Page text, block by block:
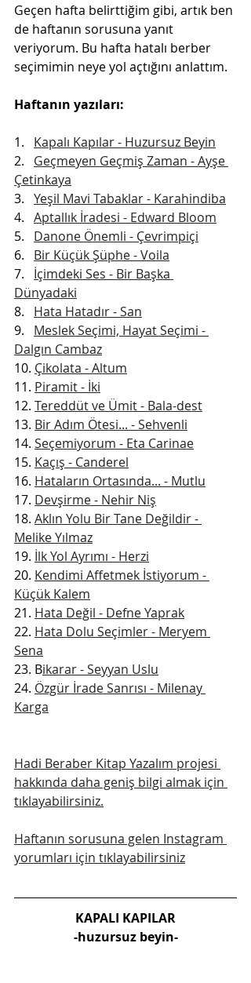
Geçen hafta belirttiğim gibi, artık ben
de haftanın sorusuna yanıt
veriyorum. Bu hafta hatalı berber
seçimimin neye yol açtığını anlattım.
Haftanın yazıları:
1. Kapalı Kapılar - Huzursuz Beyin
2. Geçmeyen Geçmiş Zaman - Ayşe
Çetinkaya
3. Yeşil Mavi Tabaklar - Karahindiba
4. Aptallık İradesi - Edward Bloom
5. Danone Önemli - Çevrimpiçi
6. Bir Küçük Şüphe - Voila
7. İçimdeki Ses - Bir Başka
Dünyadaki
8. Hata Hatadır - San
9. Meslek Seçimi, Hayat Seçimi -
Dalgın Cambaz
10. Çikolata - Altum
11. Piramit - İki
12. Tereddüt ve Ümit - Bala-dest
13. Bir Adım Ötesi... - Sehvenli
14. Seçemiyorum - Eta Carinae
15. Kaçış - Canderel
16. Hataların Ortasında... - Mutlu
17. Devşirme - Nehir Niş
18. Aklın Yolu Bir Tane Değildir -
Melike Yılmaz
19. İlk Yol Ayrımı - Herzi
20. Kendimi Affetmek İstiyorum -
Küçük Kalem
21. Hata Değil - Defne Yaprak
22. Hata Dolu Seçimler - Meryem
Sena
23. Bikarar - Seyyan Uslu
24. Özgür İrade Sanrısı - Milenay
Karga
Hadi Beraber Kitap Yazalım projesi
hakkında daha geniş bilgi almak için
tıklayabilirsiniz.
Haftanın sorusuna gelen Instagram
yorumları için tıklayabilirsiniz
KAPALI KAPILAR
-huzursuz beyin-